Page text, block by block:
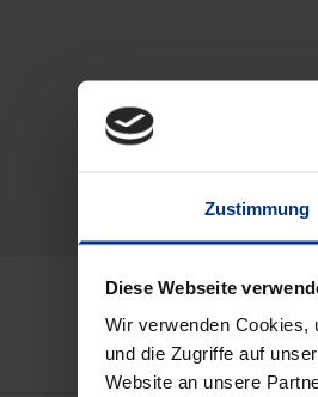
Zustimmung
Diese Webseite
Wir verwenden Cookies,
und die Zugriffe auf
Website an unsere